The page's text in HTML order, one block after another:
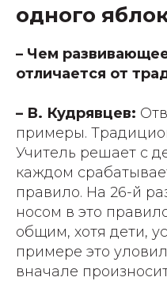
одного
– Чем
отличается от
– В. Кудрявцев:
примеры.
Учитель решает с
каждом
правило. На 26-й
носом в это
общим, хотя дети,
примере это
вначале